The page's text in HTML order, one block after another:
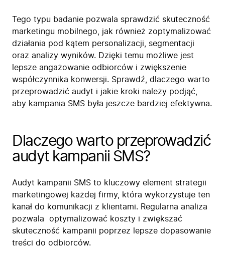
Tego typu badanie pozwala sprawdzić skuteczność
marketingu mobilnego, jak również zoptymalizować
działania pod kątem personalizacji, segmentacji
oraz analizy wyników. Dzięki temu możliwe jest
lepsze angażowanie odbiorców i zwiększenie
współczynnika konwersji. Sprawdź, dlaczego warto
przeprowadzić audyt i jakie kroki należy podjąć,
aby kampania SMS była jeszcze bardziej efektywna.
Dlaczego warto przeprowadzić
audyt kampanii SMS?
Audyt kampanii SMS to kluczowy element strategii
marketingowej każdej firmy, która wykorzystuje ten
kanał do komunikacji z klientami. Regularna analiza
pozwala optymalizować koszty i zwiększać
skuteczność kampanii poprzez lepsze dopasowanie
treści do odbiorców.